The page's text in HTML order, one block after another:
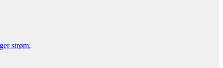
strøm.